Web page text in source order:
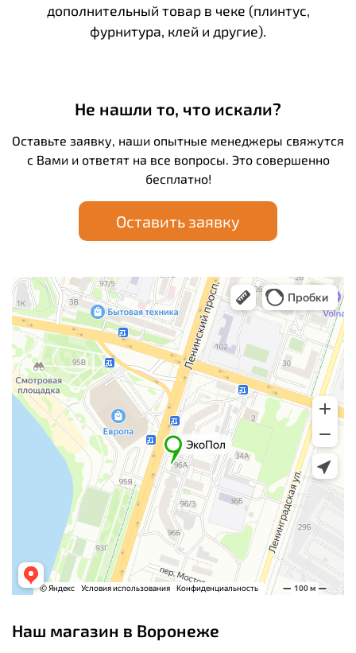
дополнительный товар в чеке (плинтус,
фурнитура, клей и другие).
Не нашли то, что искали?
Оставьте заявку, наши опытные менеджеры свяжутся
с Вами и ответят на все вопросы. Это совершенно
бесплатно!
Оставить заявку
Наш магазин в Воронеже